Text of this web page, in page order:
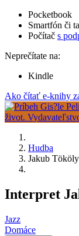
Pocketbook
Smartfón či
Počítač s
Neprečítate na:
Kindle
Ako čítať e-knihy
Hudba
Jakub Tököly
Interpret
Jazz
Domáce